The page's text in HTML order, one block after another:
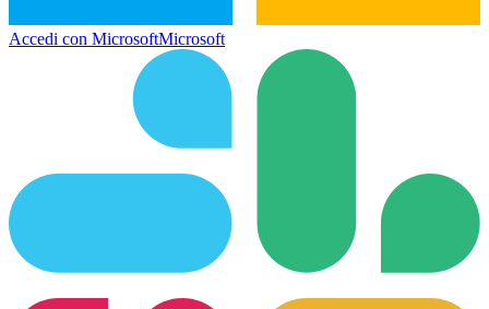
Accedi con MicrosoftMicrosoft